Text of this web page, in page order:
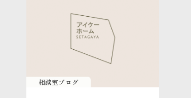
相談室ブログ